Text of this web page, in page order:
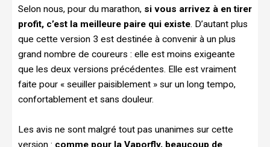
Selon nous, pour du marathon, si vous arrivez à en tirer
profit, c’est la meilleure paire qui existe. D’autant plus
que cette version 3 est destinée à convenir à un plus
grand nombre de coureurs : elle est moins exigeante
que les deux versions précédentes. Elle est vraiment
faite pour « seuiller paisiblement » sur un long tempo,
confortablement et sans douleur.
Les avis ne sont malgré tout pas unanimes sur cette
version : comme pour la Vaporfly, beaucoup de